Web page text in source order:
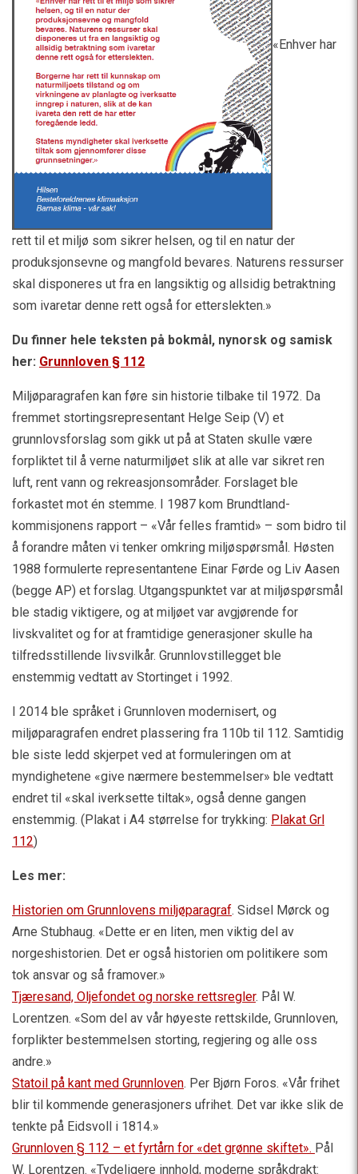
«Enhver har
rett til et miljø som sikrer helsen, og til en natur der
produksjonsevne og mangfold bevares. Naturens ressurser
skal disponeres ut fra en langsiktig og allsidig betraktning
som ivaretar denne rett også for etterslekten.»
Du finner hele teksten på bokmål, nynorsk og samisk
her: Grunnloven § 112
Miljøparagrafen kan føre sin historie tilbake til 1972. Da
fremmet stortingsrepresentant Helge Seip (V) et
grunnlovsforslag som gikk ut på at Staten skulle være
forpliktet til å verne naturmiljøet slik at alle var sikret ren
luft, rent vann og rekreasjonsområder. Forslaget ble
forkastet mot én stemme. I 1987 kom Brundtland-
kommisjonens rapport – «Vår felles framtid» – som bidro til
å forandre måten vi tenker omkring miljøspørsmål. Høsten
1988 formulerte representantene Einar Førde og Liv Aasen
(begge AP) et forslag. Utgangspunktet var at miljøspørsmål
ble stadig viktigere, og at miljøet var avgjørende for
livskvalitet og for at framtidige generasjoner skulle ha
tilfredsstillende livsvilkår. Grunnlovstillegget ble
enstemmig vedtatt av Stortinget i 1992.
I 2014 ble språket i Grunnloven modernisert, og
miljøparagrafen endret plassering fra 110b til 112. Samtidig
ble siste ledd skjerpet ved at formuleringen om at
myndighetene «give nærmere bestemmelser» ble vedtatt
endret til «skal iverksette tiltak», også denne gangen
enstemmig. (Plakat i A4 størrelse for trykking: Plakat Grl
112)
Les mer:
Historien om Grunnlovens miljøparagraf. Sidsel Mørck og
Arne Stubhaug. «Dette er en liten, men viktig del av
norgeshistorien. Det er også historien om politikere som
tok ansvar og så framover.»
Tjæresand, Oljefondet og norske rettsregler. Pål W.
Lorentzen. «Som del av vår høyeste rettskilde, Grunnloven,
forplikter bestemmelsen storting, regjering og alle oss
andre.»
Statoil på kant med Grunnloven. Per Bjørn Foros. «Vår frihet
blir til kommende generasjoners ufrihet. Det var ikke slik de
tenkte på Eidsvoll i 1814.»
Grunnloven § 112 – et fyrtårn for «det grønne skiftet». Pål
W. Lorentzen. «Tydeligere innhold, moderne språkdrakt: